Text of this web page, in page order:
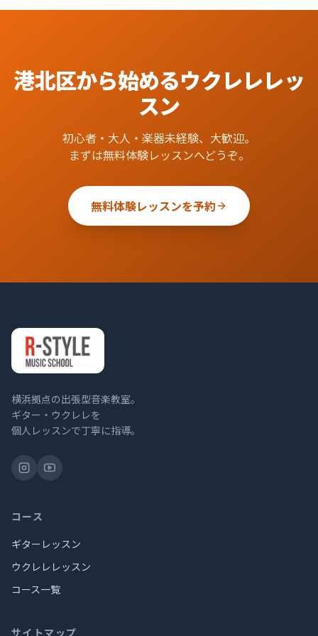
港北区から始めるウクレレレッ
スン
初心者・大人・楽器未経験、大歓迎。
まずは無料体験レッスンへどうぞ。
無料体験レッスンを予約
横浜拠点の出張型音楽教室。
ギター・ウクレレを
個人レッスンで丁寧に指導。
コース
ギターレッスン
ウクレレレッスン
コース一覧
サイトマップ